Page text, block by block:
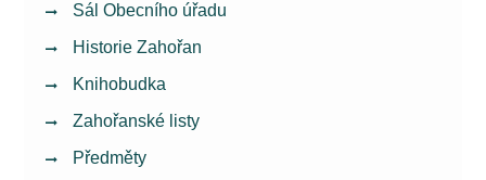
Sál Obecního úřadu
Historie Zahořan
Knihobudka
Zahořanské listy
Předměty